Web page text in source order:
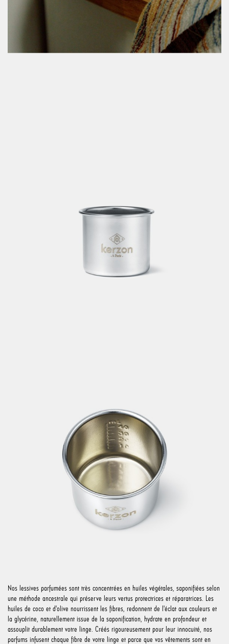
Nos lessives parfumées sont très concentrées en huiles végétales, saponifiées selon
une méthode ancestrale qui préserve leurs vertus protectrices et réparatrices. Les
huiles de coco et d'olive nourrissent les fibres, redonnent de l'éclat aux couleurs et
la glycérine, naturellement issue de la saponification, hydrate en profondeur et
assouplit durablement votre linge. Créés rigoureusement pour leur innocuité, nos
parfums infusent chaque fibre de votre linge et parce que vos vêtements sont en